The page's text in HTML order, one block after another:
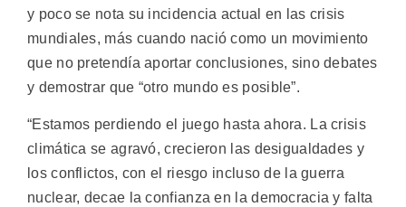
y poco se nota su incidencia actual en las crisis
mundiales, más cuando nació como un movimiento
que no pretendía aportar conclusiones, sino debates
y demostrar que “otro mundo es posible”.
“Estamos perdiendo el juego hasta ahora. La crisis
climática se agravó, crecieron las desigualdades y
los conflictos, con el riesgo incluso de la guerra
nuclear, decae la confianza en la democracia y falta